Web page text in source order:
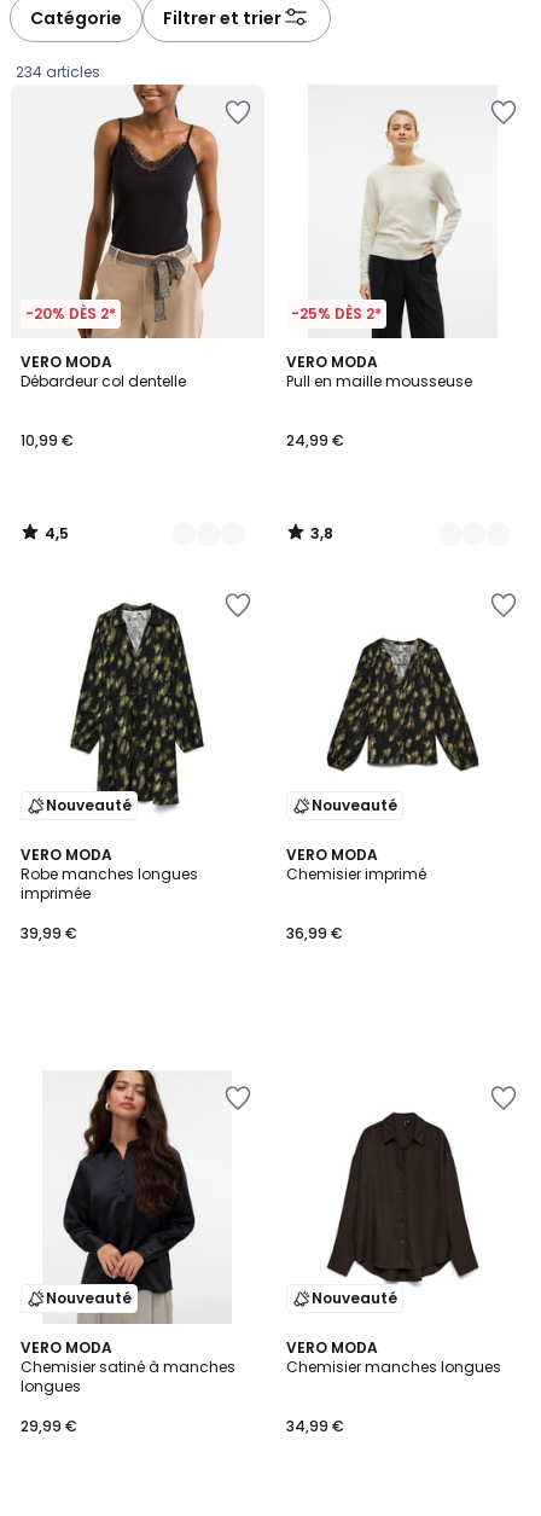
Catégorie Filtrer et trier
234 articles
-20% DÈS 2*
VERO MODA
Débardeur col dentelle
€.
10,99 €
4,5
/ 5
2
Couleurs
4,5
/
-25% DÈS 2*
VERO MODA
Pull en maille mousseuse
24,99 €
3,8
/ 5
3
Couleurs
3,8
/
Nouveauté
VERO MODA
Robe manches longues
imprimée
39,99 €
Nouveauté
VERO MODA
Chemisier imprimé
36,99 €
Nouveauté
VERO MODA
Chemisier satiné à manches
longues
29,99 €
Nouveauté
VERO MODA
Chemisier manches longues
34,99 €